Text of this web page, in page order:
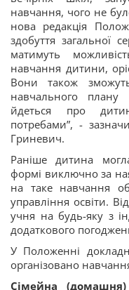
навчання, чого не
нова редакція
здобуття загальної
матимуть
навчання дитини,
Вони також
навчального
йдеться про
потребами”, -
Гриневич.
Раніше дитина
формі виключно за
на таке навчання
управління освіти.
учня на будь-яку з
додаткового
У Положенні
організовано
Сімейна